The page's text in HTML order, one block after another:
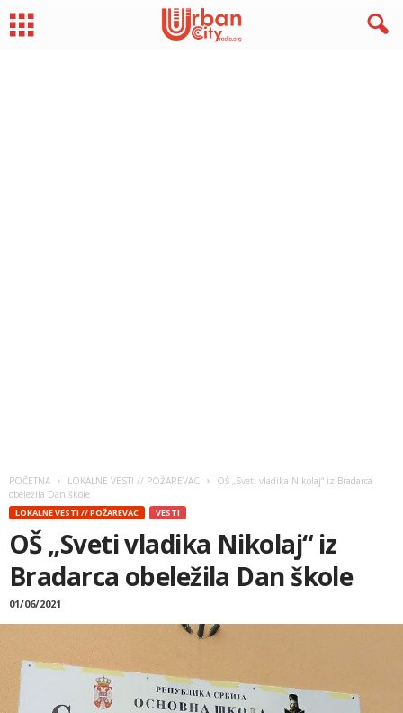
POČETNA LOKALNE VESTI // POŽAREVAC
OŠ „Sveti vladika Nikolaj“ iz Bradarca
obeležila Dan škole
LOKALNE VESTI // POŽAREVAC VESTI
OŠ „Sveti vladika Nikolaj“ iz
Bradarca obeležila Dan škole
01/06/2021